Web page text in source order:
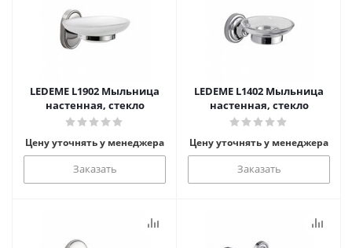
LEDEME L1902 Мыльница
настенная, стекло
Цену уточнять у менеджера
Заказать
LEDEME L1402 Мыльница
настенная, стекло
Цену уточнять у менеджера
Заказать